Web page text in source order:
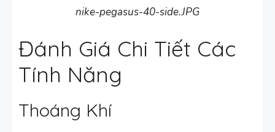
nike-pegasus-40-side.JPG
Đánh Giá Chi Tiết Các
Tính Năng
Thoáng Khí